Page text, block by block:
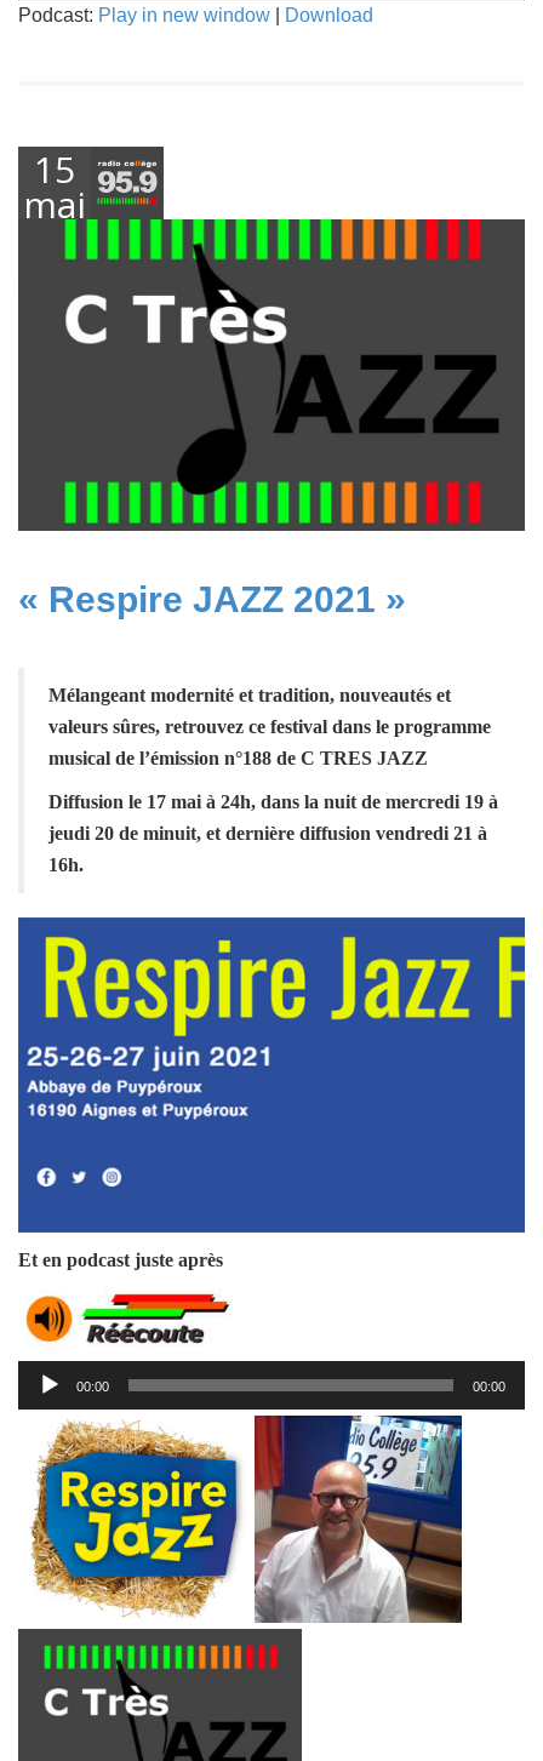
Podcast: Play in new window Download
15
mai
« Respire JAZZ 2021 »
Mélangeant modernité et tradition, nouveautés et
valeurs sûres, retrouvez ce festival dans le programme
musical de l’émission n°188 de C TRES JAZZ
Diffusion le 17 mai à 24h, dans la nuit de mercredi 19 à
jeudi 20 de minuit, et dernière diffusion vendredi 21 à
16h.
Et en podcast juste après
Lecteur
audio
00:00 00:00